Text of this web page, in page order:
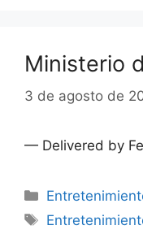
Ministerio
3 de agosto de
— Delivered by
Categorías
Etiquetas